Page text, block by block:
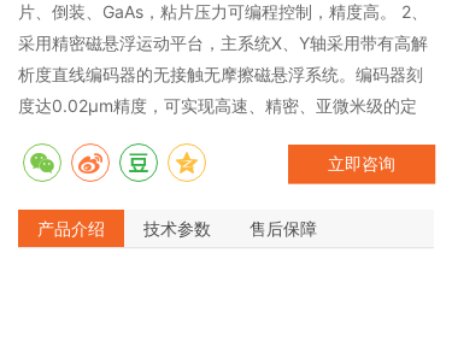
片、倒装、GaAs，粘片压力可编程控制，精度高。 2、
采用精密磁悬浮运动平台，主系统X、Y轴采用带有高解
析度直线编码器的无接触无摩擦磁悬浮系统。编码器刻
度达0.02μm精度，可实现高速、精密、亚微米级的定
动平台，使T8W在保证热稳定和机械稳定的同时，实现
足高精密的应用要求。
立即咨询
产品介绍 技术参数 售后保障